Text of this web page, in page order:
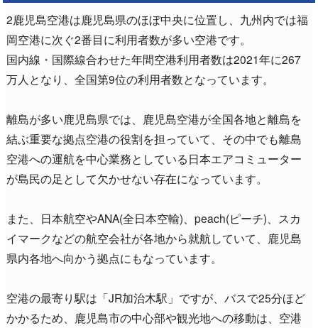
2鹿児島空港は鹿児島県のほぼ中央に位置し、九州内では福
岡空港に次ぐ2番目に利用者数が多い空港です。
国内線・国際線合わせた年間空港利用者数は2021年に267
万人となり、全国第9位の利用者数となっています。
離島が多い鹿児島県では、鹿児島空港が全国各地と離島を
結ぶ重要な拠点空港の役割を担っていて、その中でも離島
空港への運航を中心業務としている日本エアコミューター
が島民の足として欠かせない存在になっています。
また、日本航空やANA(全日本空輸)、peach(ピーチ)、スカ
イマークなどの航空会社が各地から就航していて、鹿児島
県内各地へ向かう拠点にもなっています。
空港の最寄り駅は「JR加治木駅」ですが、バスで25分ほど
かかるため、鹿児島市の中心部や観光地への移動は、空港